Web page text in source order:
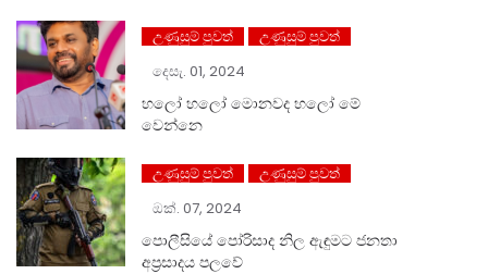
උණුසුම් පුවත්
උණුසුම් පුවත්
දෙසැ. 01, 2024
හලෝ ⁣හලෝ මොනවද හලෝ මේ
වෙන්නෙ
උණුසුම් පුවත්
උණුසුම් පුවත්
ඔක්. 07, 2024
පොලීසියේ පෝරිසාද නිල ඇඳුමට ජනතා
අප්‍රසාදය පලවේ